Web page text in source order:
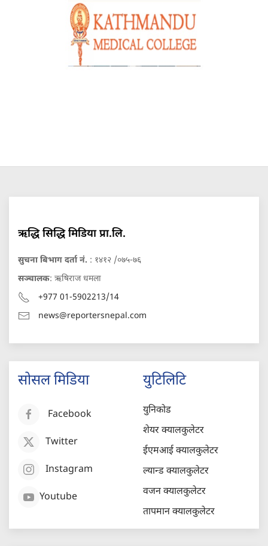
ऋद्धि सिद्धि मिडिया प्रा.लि.
सुचना बिभाग दर्ता नं. : १४१२ /०७५-७६
सञ्चालक: ऋषिराज धमला
+977 01-5902213/14
news@reportersnepal.com
सोसल मिडिया
Facebook
Twitter
Instagram
Youtube
युटिलिटि
युनिकोड
शेयर क्यालकुलेटर
ईएमआई क्यालकुलेटर
ल्यान्ड क्यालकुलेटर
वजन क्यालकुलेटर
तापमान क्यालकुलेटर